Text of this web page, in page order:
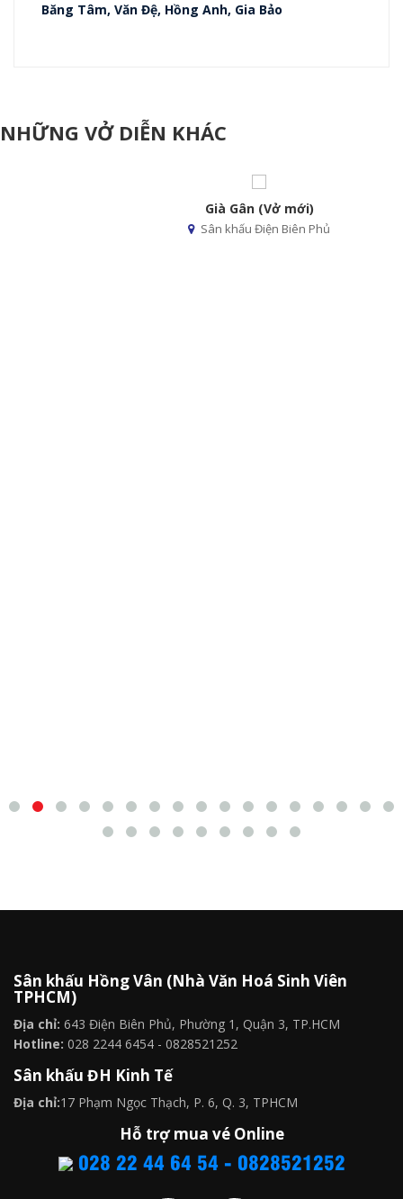
Băng Tâm, Văn Đệ, Hồng Anh, Gia Bảo
NHỮNG VỞ DIỄN KHÁC
Già Gân (Vở mới)
Sân khấu Điện Biên Phủ
Sân khấu Hồng Vân (Nhà Văn Hoá Sinh Viên
TPHCM)
Địa chỉ: 643 Điện Biên Phủ, Phường 1, Quận 3, TP.HCM
Hotline: 028 2244 6454 - 0828521252
Sân khấu ĐH Kinh Tế
Địa chỉ:17 Phạm Ngọc Thạch, P. 6, Q. 3, TPHCM
Hỗ trợ mua vé Online
028 22 44 64 54 - 0828521252